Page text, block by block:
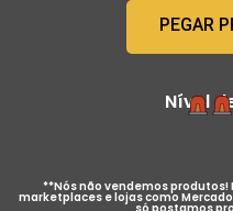
PEGAR
Nível
**Nós não vendemos
marketplaces e lojas como